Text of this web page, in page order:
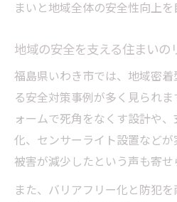
まいと地域全体の安全性向上を
地域の安全を支える住まいの
福島県いわき市では、地域密
る安全対策事例が多く見られ
ォームで死角をなくす設計や
化、センサーライト設置など
被害が減少したという声も寄せ
また、バリアフリー化と防犯